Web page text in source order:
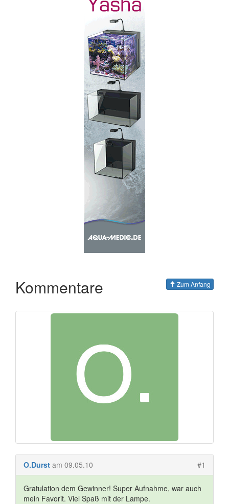
Kommentare Zum Anfang
O.Durst am 09.05.10 #1
Gratulation dem Gewinner! Super Aufnahme, war auch
mein Favorit. Viel Spaß mit der Lampe.